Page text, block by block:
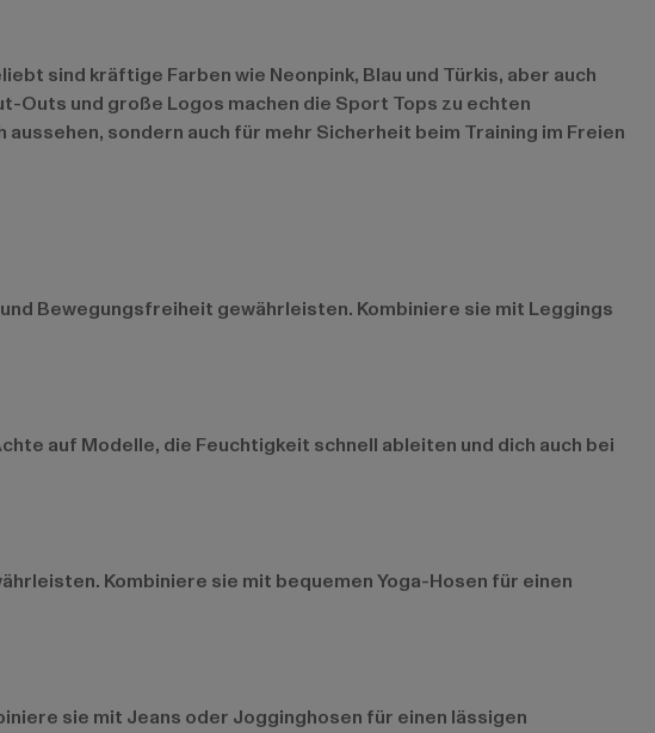
sind kräftige Farben wie Neonpink, Blau und Türkis, aber auch
Outs und große Logos machen die Sport Tops zu echten
sondern auch für mehr Sicherheit beim Training im Freien
Bewegungsfreiheit gewährleisten. Kombiniere sie mit Leggings
auf Modelle, die Feuchtigkeit schnell ableiten und dich auch bei
Kombiniere sie mit bequemen Yoga-Hosen für einen
sie mit Jeans oder Jogginghosen für einen lässigen